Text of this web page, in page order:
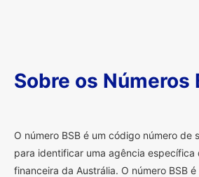
Sobre os Números
O número BSB é um código número de
para identificar uma agência específica
financeira da Austrália. O número BSB